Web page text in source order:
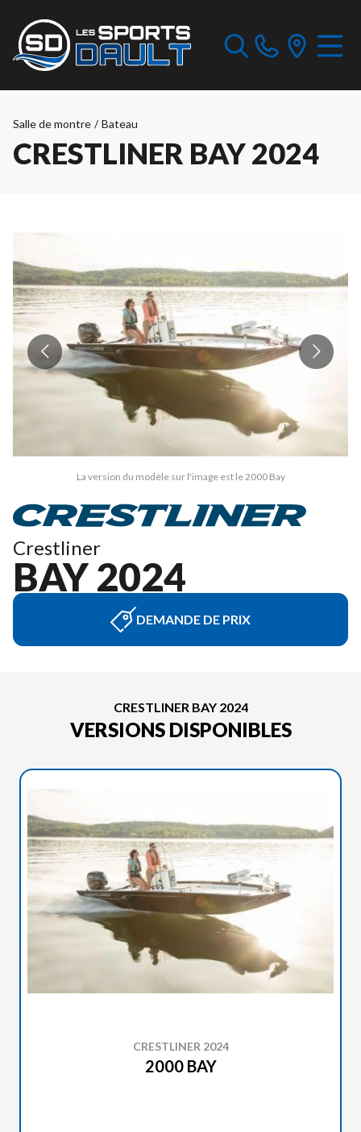
Salle de montre / Bateau
CRESTLINER BAY 2024
La version du modèle sur l'image est le 2000 Bay
Crestliner
BAY 2024
DEMANDE DE PRIX
CRESTLINER BAY 2024
VERSIONS DISPONIBLES
CRESTLINER 2024
2000 BAY